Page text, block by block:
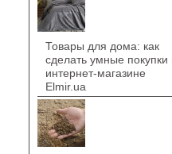
Товары для дома: как
сделать умные покупки
интернет-магазине
Elmir.ua